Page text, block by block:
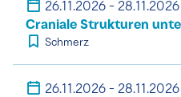
26.11.2026 - 28.11.2026
Craniale Strukturen
Schmerz
26.11.2026 - 28.11.2026